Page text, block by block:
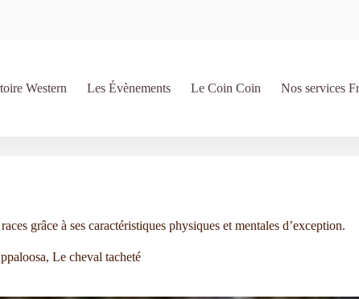
Western Les Évènements Le Coin Coin Nos services
grâce à ses caractéristiques physiques et mentales d’exception.
Le cheval tacheté